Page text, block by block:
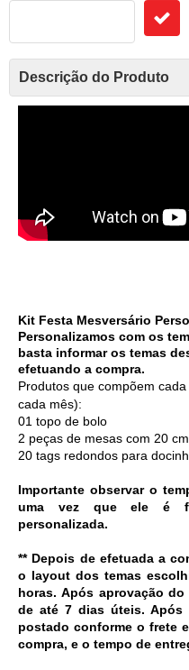
Descrição do Produto
Kit Festa Mesversário
Personalizamos com os
basta informar os temas
efetuando a compra.
Produtos que compõem
cada mês):
01 topo de bolo
2 peças de mesas com 20
20 tags redondos para
Importante observar o
uma vez que ele é
personalizada.
** Depois de efetuada a
o layout dos temas
horas. Após aprovação
de até 7 dias úteis.
postado conforme o frete